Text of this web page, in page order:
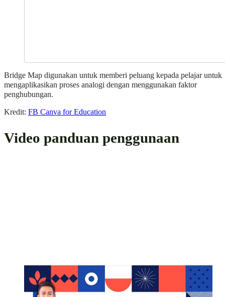
Bridge Map digunakan untuk memberi peluang kepada pelajar untuk
mengaplikasikan proses analogi dengan menggunakan faktor
penghubungan.
Kredit: FB Canva for Education
Video panduan penggunaan